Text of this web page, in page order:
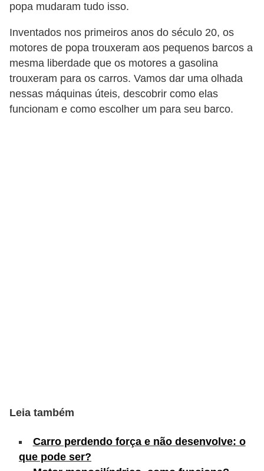
popa mudaram tudo isso.
Inventados nos primeiros anos do século 20, os
motores de popa trouxeram aos pequenos barcos a
mesma liberdade que os motores a gasolina
trouxeram para os carros. Vamos dar uma olhada
nessas máquinas úteis, descobrir como elas
funcionam e como escolher um para seu barco.
Leia também
Carro perdendo força e não desenvolve: o
que pode ser?
o
c
i
o
n
a
c
l